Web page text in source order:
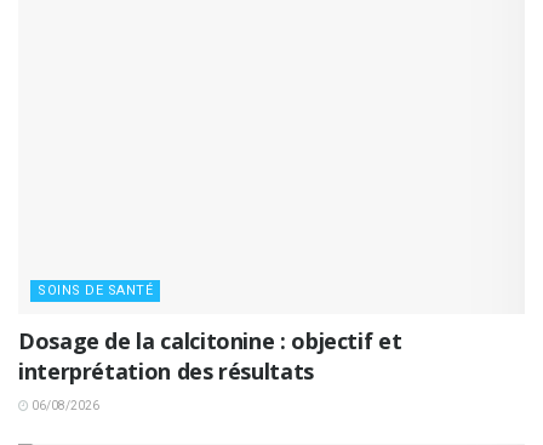
SOINS DE SANTÉ
Dosage de la calcitonine : objectif et
interprétation des résultats
06/08/2026